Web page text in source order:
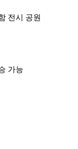
전시 공원
가능